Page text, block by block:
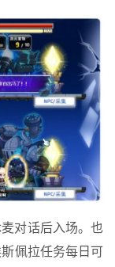
对话后入场。也
佩拉任务每日可